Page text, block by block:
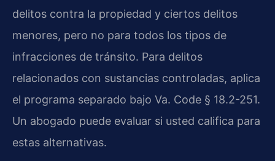
delitos contra la propiedad y ciertos delitos
menores, pero no para todos los tipos de
infracciones de tránsito. Para delitos
relacionados con sustancias controladas, aplica
el programa separado bajo Va. Code § 18.2-251.
Un abogado puede evaluar si usted califica para
estas alternativas.